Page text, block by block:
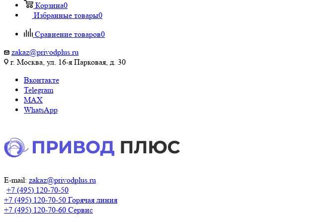
Корзина0
Избранные товары0
Сравнение товаров0
zakaz@privodplus.ru
г. Москва, ул. 16-я Парковая, д. 30
Вконтакте
Telegram
MAX
WhatsApp
E-mail: zakaz@privodplus.ru
+7 (495) 120-70-50
+7 (495) 120-70-50 Горячая линия
+7 (495) 120-70-60 Сервис